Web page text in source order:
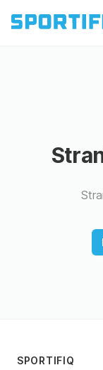
SPORTIFIQ